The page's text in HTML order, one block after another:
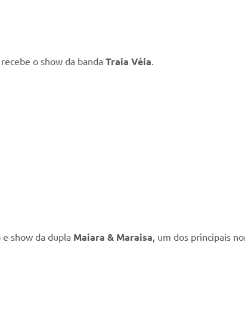
o show da banda Traia Véia.
show da dupla Maiara & Maraisa, um dos principais